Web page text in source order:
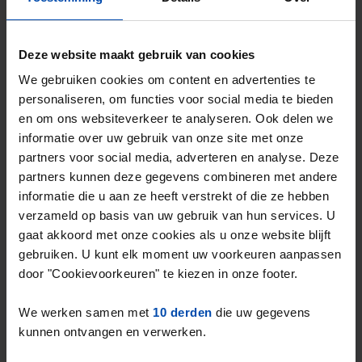
Deze website maakt gebruik van cookies
We gebruiken cookies om content en advertenties te
personaliseren, om functies voor social media te bieden
en om ons websiteverkeer te analyseren. Ook delen we
informatie over uw gebruik van onze site met onze
partners voor social media, adverteren en analyse. Deze
partners kunnen deze gegevens combineren met andere
informatie die u aan ze heeft verstrekt of die ze hebben
verzameld op basis van uw gebruik van hun services. U
gaat akkoord met onze cookies als u onze website blijft
gebruiken. U kunt elk moment uw voorkeuren aanpassen
door "Cookievoorkeuren" te kiezen in onze footer.
We werken samen met 10 derden die uw gegevens
kunnen ontvangen en verwerken.
ligt op€20,75 per m2.
De gemiddelde huurprijs in de vrije sector in
Rotterdam ligt dus25,00% boven het
landelijk gemiddelde.
Deze cijfers zijn gebaseerd op1465
objecten die in Q1 van 2026 zijn
aangeboden in de vrije sector.
Rotterdam (Q1-2026)